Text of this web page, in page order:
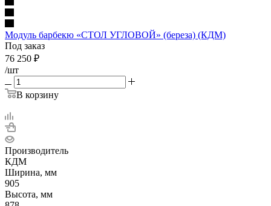
Модуль барбекю «СТОЛ УГЛОВОЙ» (береза) (КДМ)
Под заказ
76 250 ₽
/шт
В корзину
Производитель
КДМ
Ширина, мм
905
Высота, мм